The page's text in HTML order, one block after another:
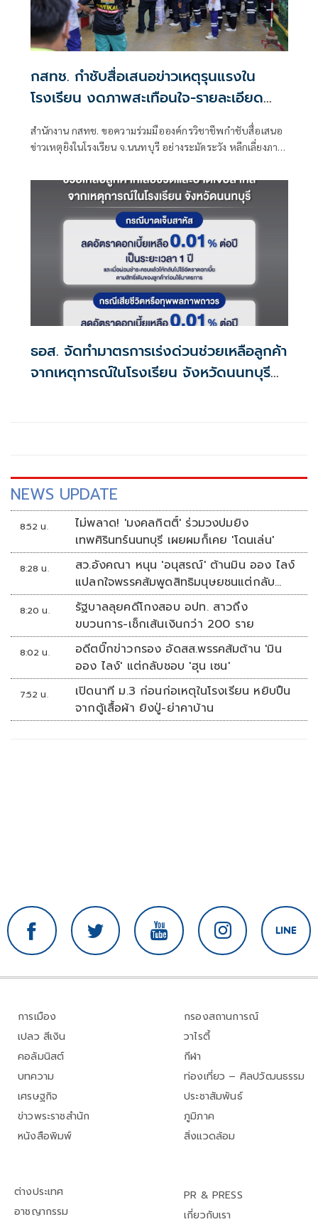
กสทช. กำชับสื่อเสนอข่าวเหตุรุนแรงใน
โรงเรียน งดภาพสะเทือนใจ-รายละเอียด
สำนักงาน กสทช. ขอความร่วมมือองค์กรวิชาชีพกำชับสื่อเสนอ
ข่าวเหตุยิงในโรงเรียน จ.นนทบุรี อย่างระมัดระวัง หลีกเลี่ยงภาพ
ธอส. จัดทำมาตรการเร่งด่วนช่วยเหลือลูกค้า
จากเหตุการณ์ในโรงเรียน จังหวัดนนทบุรี
NEWS UPDATE
8:52 น.
ไม่พลาด! 'มงคลกิตติ์' ร่วมวงปมยิง
เทพศิรินทร์นนทบุรี เผยผมก็เคย 'โดนเล่น'
8:28 น.
สว.อังคณา หนุน 'อนุสรณ์' ต้านมิน ออง ไลง์
แปลกใจพรรคส้มพูดสิทธิมนุษยชนแต่กลับ
เงียบ
8:20 น.
รัฐบาลลุยคดีโกงสอบ อปท. สาวถึง
ขบวนการ-เช็กเส้นเงินกว่า 200 ราย
8:02 น.
อดีตบิ๊กข่าวกรอง อัดสส.พรรคส้มต้าน 'มิน
ออง ไลง์' แต่กลับชอบ 'ฮุน เซน'
7:52 น.
เปิดนาที ม.3 ก่อนก่อเหตุในโรงเรียน หยิบปืน
จากตู้เสื้อผ้า ยิงปู่-ย่าคาบ้าน
การเมือง
เปลว สีเงิน
คอลัมนิสต์
บทความ
เศรษฐกิจ
ข่าวพระราชสำนัก
หนังสือพิมพ์
กรองสถานการณ์
วาไรตี้
กีฬา
ท่องเที่ยว – ศิลปวัฒนธรรม
ประชาสัมพันธ์
ภูมิภาค
สิ่งแวดล้อม
ต่างประเทศ
อาชญากรรม
PR & PRESS
เกี่ยวกับเรา